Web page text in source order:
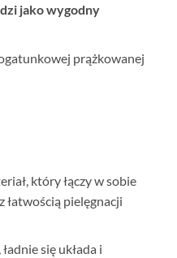
jako wygodny
prążkowanej
który łączy w sobie
łatwością pielęgnacji
się układa i